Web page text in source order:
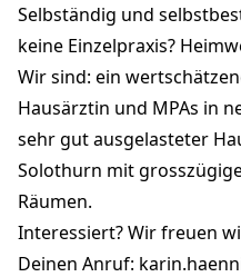
Karin Hänni
karin.haenni@hin.ch
+41 32 623 24 14
praxiswengihof.ch
Selbständig und
keine Einzelpraxis?
Wir sind: ein
Hausärztin und MPAs in
sehr gut ausgelasteter
Solothurn mit
Räumen.
Interessiert? Wir freuen
Deinen Anruf: